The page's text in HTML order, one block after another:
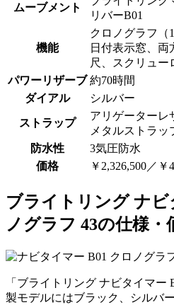
ムーブメント
リバーB01
機能
クロノグラフ（
日付表示窓、
尺、スクリュー
パワーリザーブ 約70時間
ダイアル
シルバー
ストラップ
アリゲーターレ
メタルストラッ
防水性
3気圧防水
価格
￥2,326,500／￥
ブライトリング ナビ
ノグラフ 43の仕様・
「ブライトリング ナビタイマー
製モデルにはブラック、シルバ